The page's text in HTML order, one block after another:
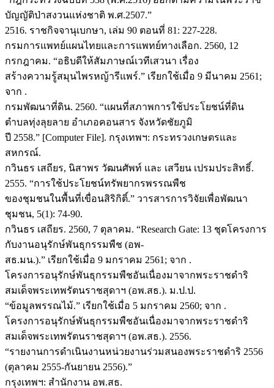
บัญญัติป่าสงวนแห่งชาติ พ.ศ.2507.”
2516. ราชกิจจานุเบกษา, เล่ม 90 ตอนที่ 81: 227-228.
กรมการแพทย์แผนไทยและการแพทย์ทางเลือก. 2560, 12
กรกฎาคม. “อธิบดีให้สัมภาษณ์เวทีเสวนา เรื่อง
สร้างความรู้สมุนไพรหญ้ารีแพร์.” เรียกใช้เมื่อ 9 มีนาคม 2561;
จาก .
กรมพัฒนาที่ดิน. 2560. “แผนที่สภาพการใช้ประโยชน์ที่ดิน
ตำบลทุ่งลุยลาย อำเภอคอนสาร จังหวัดชัยภูมิ
ปี 2558.” [Computer File]. กรุงเทพฯ: กระทรวงเกษตรและ
สหกรณ์.
กวินธร เสถียร, นิสาพร วัฒนศัพท์ และ เสวียน เปรมประสิทธิ์.
2555. “การใช้ประโยชน์ทรัพยากรพรรณพืช
ของชุมชนในพื้นที่เขื่อนสิริกิติ์.” วารสารการวิจัยเพื่อพัฒนา
ชุมชน, 5(1): 74-90.
กวินธร เสถียร. 2560, 7 ตุลาคม. “Research Gate: 13 ชุดโครงการ
กับงานอนุรักษ์พันธุกรรมพืช (อพ-
สธ.มน.).” เรียกใช้เมื่อ 9 มกราคม 2561; จาก .
โครงการอนุรักษ์พันธุกรรมพืชอันเนื่องมาจากพระราชดำริ
สมเด็จพระเทพรัตนราชสุดาฯ (อพ.สธ.). ม.ป.ป.
“ข้อมูลพรรณไม้.” เรียกใช้เมื่อ 5 มกราคม 2560; จาก .
โครงการอนุรักษ์พันธุกรรมพืชอันเนื่องมาจากพระราชดำริ
สมเด็จพระเทพรัตนราชสุดาฯ (อพ.สธ.). 2556.
“รายงานการดำเนินงานหน่วยงานร่วมสนองพระราชดำริ 2556
(ตุลาคม 2555-กันยายน 2556).”
กรุงเทพฯ: สำนักงาน อพ.สธ.